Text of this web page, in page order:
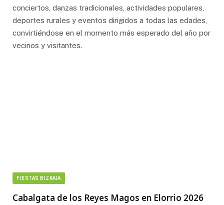
conciertos, danzas tradicionales, actividades populares,
deportes rurales y eventos dirigidos a todas las edades,
convirtiéndose en el momento más esperado del año por
vecinos y visitantes.
FIESTAS BIZKAIA
Cabalgata de los Reyes Magos en Elorrio 2026